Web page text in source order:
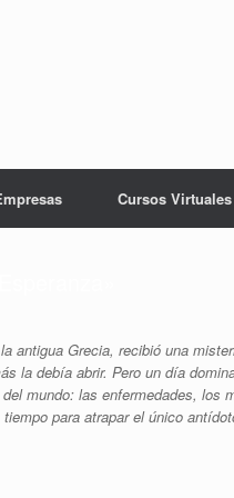
Cursos Virtuales
antigua Grecia, recibió una
la debía abrir. Pero un día
mundo: las enfermedades, los
para atrapar el único